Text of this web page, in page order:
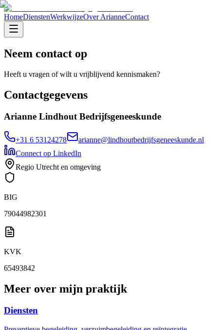
HomeDienstenWerkwijzeOver ArianneContact
Neem contact op
Heeft u vragen of wilt u vrijblijvend kennismaken?
Contactgegevens
Arianne Lindhout Bedrijfsgeneeskunde
+31 6 53124278
arianne@lindhoutbedrijfsgeneeskunde.nl
Connect op LinkedIn
Regio Utrecht en omgeving
BIG
79044982301
KVK
65493842
Meer over mijn praktijk
Diensten